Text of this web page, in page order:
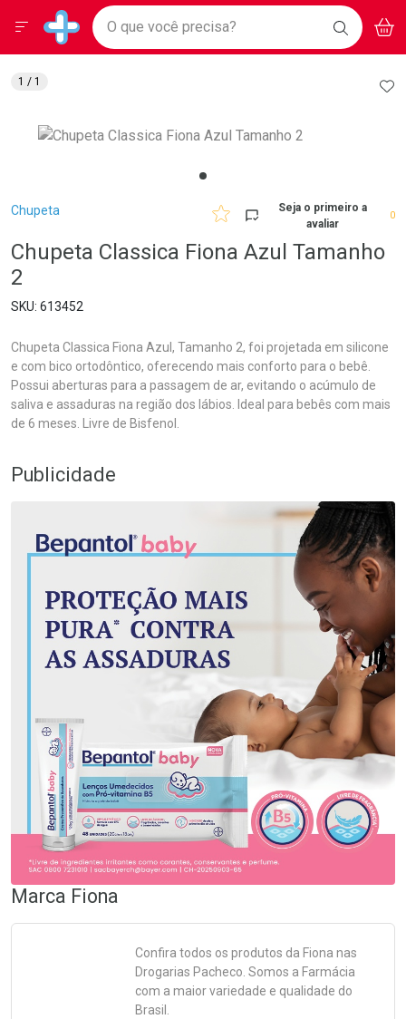
Drogarias Pacheco
Baixe nosso APP e aproveite Ofertas Exclusivas!
BAIXE
O APP
Ir direto para a home
pela página
Ir direto para o conteúdo
Ir direto para a busca
Ir direto para a conta
Ir direto para a notificações
Ir direto para o carrinho
Faça a sua busca
O que você precisa? BUSCAR
Menu
Breadcrumb
Chupeta
Seja o primeiro a
avaliar
0
Chupeta Classica Fiona Azul Tamanho
2
613452
Chupeta Classica Fiona Azul, Tamanho 2, foi projetada em silicone
e com bico ortodôntico, oferecendo mais conforto para o bebê.
Possui aberturas para a passagem de ar, evitando o acúmulo de
saliva e assaduras na região dos lábios. Ideal para bebês com mais
de 6 meses. Livre de Bisfenol.
1 / 1
Publicidade
Marca Fiona
Confira todos os produtos da Fiona nas
Drogarias Pacheco. Somos a Farmácia
com a maior variedade e qualidade do
Brasil.